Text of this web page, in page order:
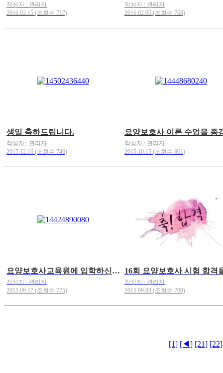
작성자 : 관리자
2016.02.15 (조회수 717)
작성자 : 관리자
2016.02.05 (조회수 768)
생일 축하드립니다.
작성자 : 관리자
2015.12.16 (조회수 746)
작성자 : 관리자
2015.10.15 (조회수 861)
요양보호사교육원에 입학하신 걸 환영합니다.
작성자 : 관리자
2015.09.17 (조회수 775)
작성자 : 관리자
2015.09.03 (조회수 709)
[1] [◀] [21] [22]